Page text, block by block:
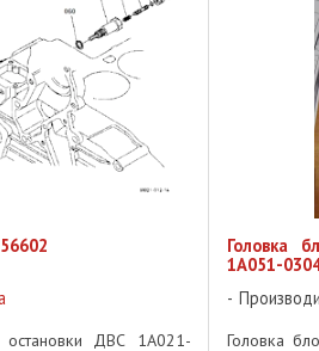
остановки ДВС 1A021-
Головка
1A051-
Головка